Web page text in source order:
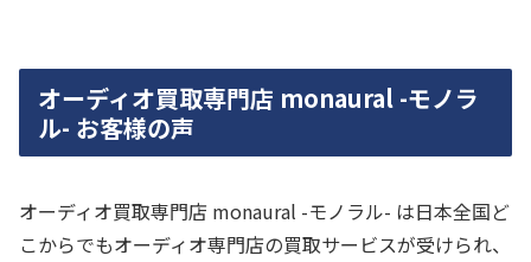
オーディオ買取専門店 monaural -モノラ
ル- お客様の声
オーディオ買取専門店 monaural -モノラル- は日本全国ど
こからでもオーディオ専門店の買取サービスが受けられ、